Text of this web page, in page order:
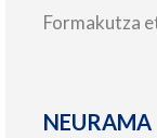
Formakutza
NEURAMA